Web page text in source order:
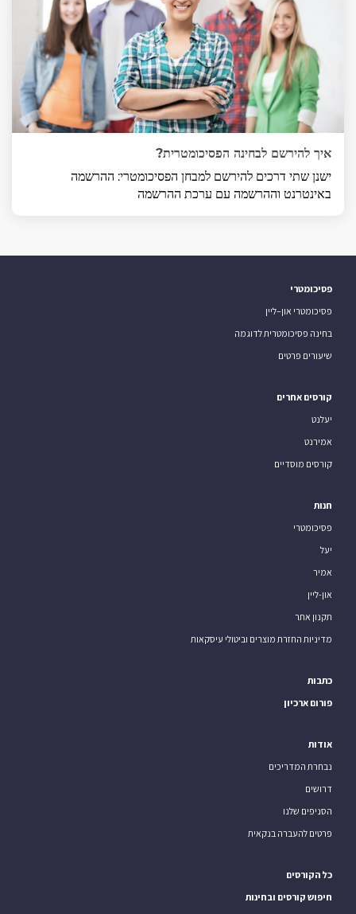
איך להירשם לבחינה הפסיכומטרית?
ישנן שתי דרכים להירשם למבחן הפסיכומטרי: ההרשמה
באינטרנט וההרשמה עם ערכת ההרשמה
פסיכומטרי
פסיכומטרי און–ליין
בחינה פסיכומטרית לדוגמה
שיעורים פרטים
קורסים אחרים
יעלנט
אמירנט
קורסים מוסדיים
חנות
פסיכומטרי
יעל
אמיר
און-ליין
תקנון אתר
מדיניות החזרת מוצרים וביטולי עיסקאות
כתבות
פורום ארכיון
אודות
נבחרת המדריכים
דרושים
הסניפים שלנו
פרטים להעברה בנקאית
כל הקורסים
חיפוש קורסים ובחינות